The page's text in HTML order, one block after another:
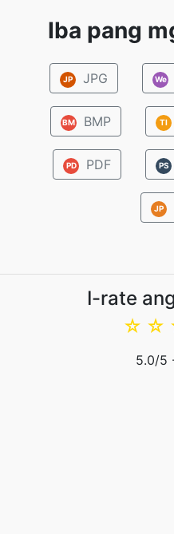
Iba pang
JP JPG We
BM BMP TI
PD PDF PS
JP
I-rate
☆
☆
5.0/5